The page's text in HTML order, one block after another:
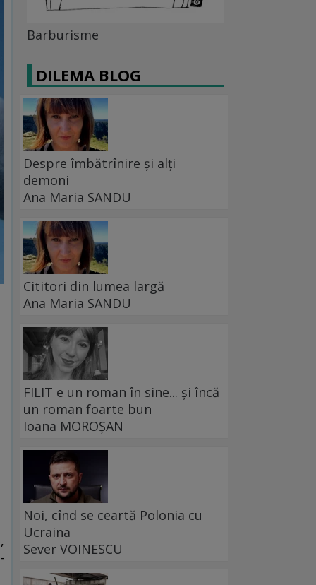
Barburisme
DILEMA BLOG
Despre îmbătrînire și alți
demoni
Ana Maria SANDU
Cititori din lumea largă
Ana Maria SANDU
FILIT e un roman în sine... și încă
un roman foarte bun
Ioana MOROȘAN
Noi, cînd se ceartă Polonia cu
Ucraina
Sever VOINESCU